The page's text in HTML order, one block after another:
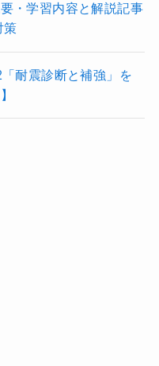
・学習内容と解説記事
策
耐震診断と補強」を